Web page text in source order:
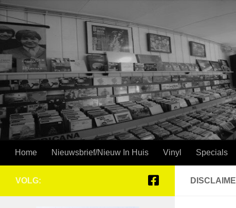
Doorgaan naar inhoud
Home Nieuwsbrief/Nieuw In Huis Vinyl Specials
VOLG: